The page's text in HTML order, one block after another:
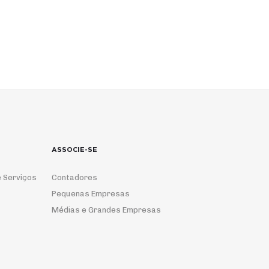
Serviços
ASSOCIE-SE
Contadores
Pequenas Empresas
Médias e Grandes Empresas